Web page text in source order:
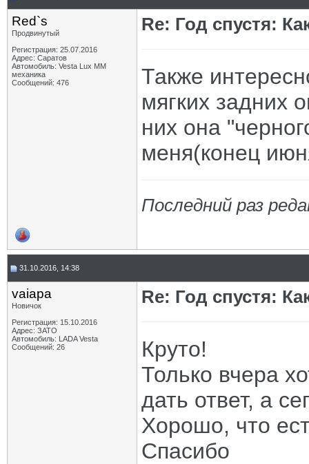
Red`s
Продвинутый
Регистрация: 25.07.2016
Адрес: Саратов
Автомобиль: Vesta Lux MM
механика
Сообщений: 476
Re: Год спустя:
Также
мягких задних
них она
меня(конец
Последний раз
31.10.2016, 14:38
vaiapa
Новичок
Регистрация: 15.10.2016
Адрес: ЗАТО
Автомобиль: LADA Vesta
Сообщений: 26
Re: Год спустя:
Круто!
Только вчера
дать ответ, а
Хорошо, что
Спасибо